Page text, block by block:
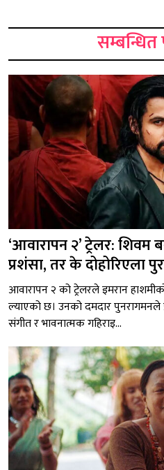
‘आवारापन २’ ट्रेलर:
प्रशंसा, तर के दोहोरिएला
आवारापन २ को ट्रेलरले इमरान
ल्याएको छ। उनको दमदार पुनरागमनले
संगीत र भावनात्मक गहिराइ...